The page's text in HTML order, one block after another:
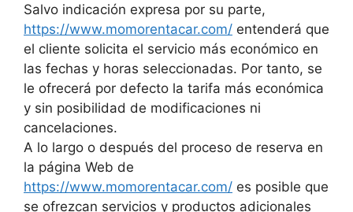
Salvo indicación expresa por su parte,
https://www.momorentacar.com/ entenderá que
el cliente solicita el servicio más económico en
las fechas y horas seleccionadas. Por tanto, se
le ofrecerá por defecto la tarifa más económica
y sin posibilidad de modificaciones ni
cancelaciones.
A lo largo o después del proceso de reserva en
la página Web de
https://www.momorentacar.com/ es posible que
se ofrezcan servicios y productos adicionales